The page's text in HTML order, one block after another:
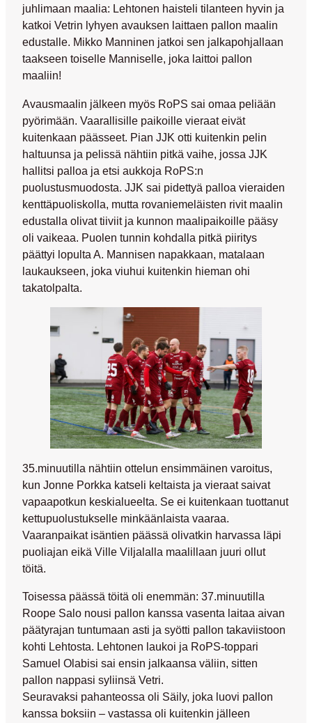
juhlimaan maalia: Lehtonen haisteli tilanteen hyvin ja
katkoi Vetrin lyhyen avauksen laittaen pallon maalin
edustalle. Mikko Manninen jatkoi sen jalkapohjallaan
taakseen toiselle Manniselle, joka laittoi pallon
maaliin!
Avausmaalin jälkeen myös RoPS sai omaa peliään
pyörimään. Vaarallisille paikoille vieraat eivät
kuitenkaan päässeet. Pian JJK otti kuitenkin pelin
haltuunsa ja pelissä nähtiin pitkä vaihe, jossa JJK
hallitsi palloa ja etsi aukkoja RoPS:n
puolustusmuodosta. JJK sai pidettyä palloa vieraiden
kenttäpuoliskolla, mutta rovaniemeläisten rivit maalin
edustalla olivat tiiviit ja kunnon maalipaikoille pääsy
oli vaikeaa. Puolen tunnin kohdalla pitkä piiritys
päättyi lopulta A. Mannisen napakkaan, matalaan
laukaukseen, joka viuhui kuitenkin hieman ohi
takatolpalta.
35.minuutilla nähtiin ottelun ensimmäinen varoitus,
kun Jonne Porkka katseli keltaista ja vieraat saivat
vapaapotkun keskialueelta. Se ei kuitenkaan tuottanut
kettupuolustukselle minkäänlaista vaaraa.
Vaaranpaikat isäntien päässä olivatkin harvassa läpi
puoliajan eikä Ville Viljalalla maalillaan juuri ollut
töitä.
Toisessa päässä töitä oli enemmän: 37.minuutilla
Roope Salo nousi pallon kanssa vasenta laitaa aivan
päätyrajan tuntumaan asti ja syötti pallon takaviistoon
kohti Lehtosta. Lehtonen laukoi ja RoPS-toppari
Samuel Olabisi sai ensin jalkaansa väliin, sitten
pallon nappasi syliinsä Vetri.
Seuravaksi pahanteossa oli Säily, joka luovi pallon
kanssa boksiin – vastassa oli kuitenkin jälleen